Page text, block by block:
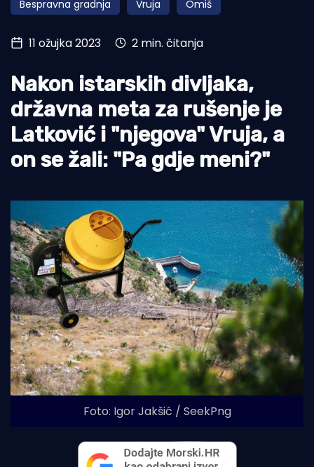
Otoci
Turizam i nautika
Pomorstvo
Ribolov
Ekologija
Tradicija i kultura
Bespravna gradnja Vruja Omiš
11 ožujka 2023 2 min. čitanja
Nakon istarskih divljaka,
državna meta za rušenje je
Latković i "njegova" Vruja, a
on se žali: "Pa gdje meni?"
Foto: Igor Jakšić / SeekPng